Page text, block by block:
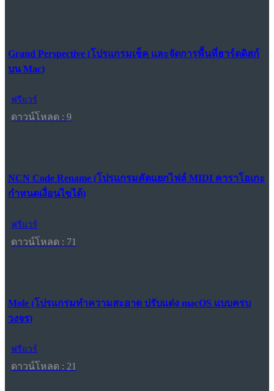
Grand Perspective (โปรแกรมเช็ค และจัดการพื้นที่ฮาร์ดดิสก์
บน Mac)
ฟรีแวร์
ดาวน์โหลด : 9
NCN Code Rename (โปรแกรมคัดแยกไฟล์ MIDI คาราโอเกะ
กำหนดเงื่อนไขได้)
ฟรีแวร์
ดาวน์โหลด : 71
Mole (โปรแกรมทำความสะอาด ปรับแต่ง macOS แบบครบ
วงจร)
ฟรีแวร์
ดาวน์โหลด : 21